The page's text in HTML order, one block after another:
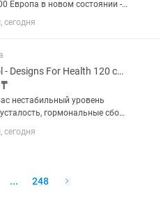
Европа в новом состоянии -
спутниковый помощник для
и активного отдыха,
удобство...
Sensitol - Designs For Health 120 capsules
₸
нестабильный уровень
гормональные сбои,
— это могут
... 248